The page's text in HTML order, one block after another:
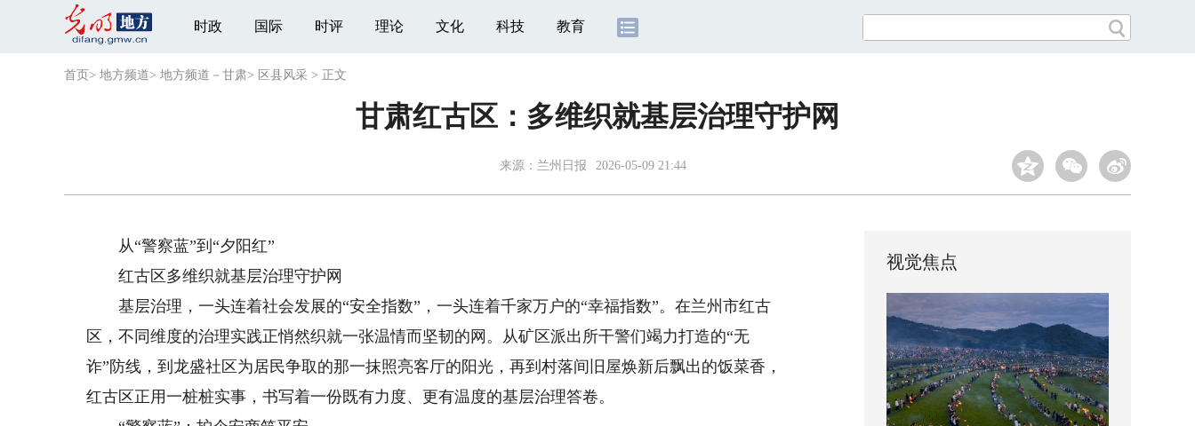
时政 国际 时评 理论 文化 科技 教育
首页 > 地方频道> 地方频道－甘肃> 区县风采 > 正文
甘肃红古区：多维织就基层治理守护网
来源： 兰州日报 2026-05-09 21:44
从“警察蓝”到“夕阳红”
红古区多维织就基层治理守护网
基层治理，一头连着社会发展的“安全指数”，一头连着千家万户的“幸福指数”。在兰州市红古
区，不同维度的治理实践正悄然织就一张温情而坚韧的网。从矿区派出所干警们竭力打造的“无
诈”防线，到龙盛社区为居民争取的那一抹照亮客厅的阳光，再到村落间旧屋焕新后飘出的饭菜香，
红古区正用一桩桩实事，书写着一份既有力度、更有温度的基层治理答卷。
视觉焦点